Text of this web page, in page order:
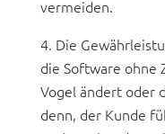
vermeiden.
Die
die Software ohne
Vogel ändert oder
denn, der Kunde